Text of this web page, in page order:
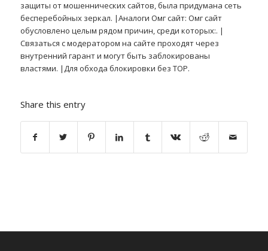
защиты от мошеннических сайтов, была придумана сеть
бесперебойных зеркал. |Аналоги Омг сайт: Омг сайт
обусловлено целым рядом причин, среди которых:. |
Связаться с модератором на сайте проходят через
внутренний гарант и могут быть заблокированы
властями. |Для обхода блокировки без ТОР.
Share this entry